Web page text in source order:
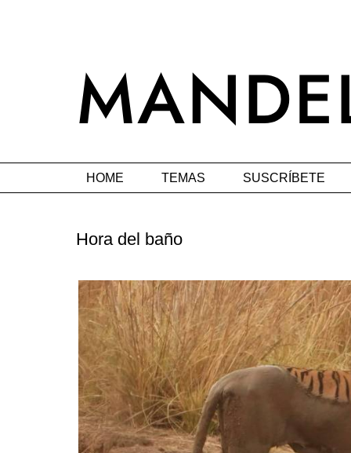
HOME TEMAS SUSCRÍBETE
Hora del baño